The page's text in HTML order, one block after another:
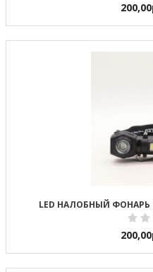
200,00
LED НАЛОБНЫЙ ФОНАРЬ
200,00